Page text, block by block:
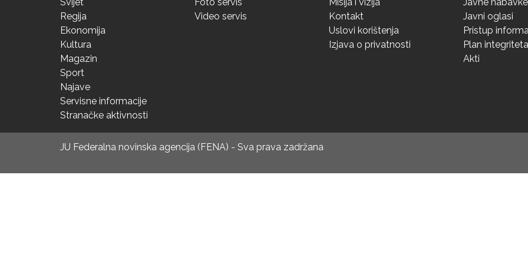
Regija
Ekonomija
Kultura
Magazin
Sport
Najave
Servisne informacije
Stranačke aktivnosti
Video servis
Kontakt
Uslovi korištenja
Izjava o privatnosti
Javni oglasi
Pristup
Plan integriteta
Akti
JU Federalna novinska agencija (FENA) - Sva prava zadržana